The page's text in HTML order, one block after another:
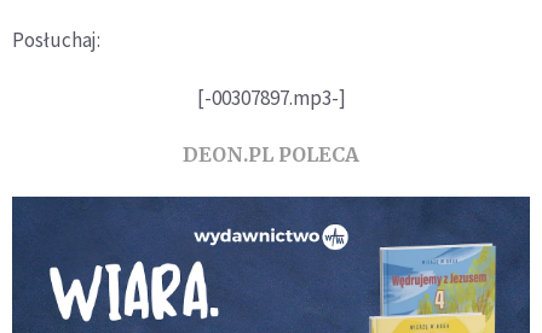
Posłuchaj:
[-00307897.mp3-]
DEON.PL POLECA